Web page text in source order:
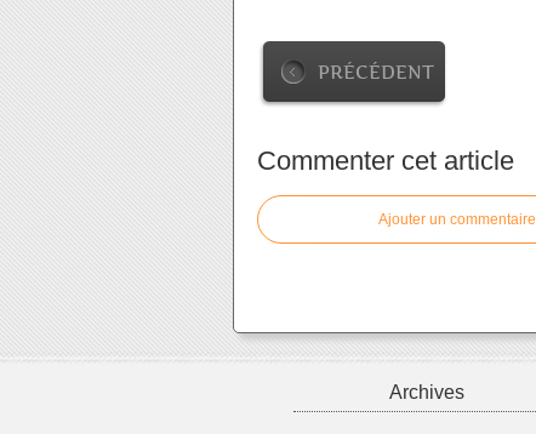
PRÉCÉDENT
Commenter cet article
Ajouter un commentaire
Archives